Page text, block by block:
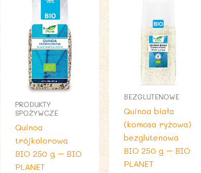
PRODUKTY
SPOŻYWCZE
Quinoa
trójkolorowa
BIO 250 g – BIO
PLANET
BEZGLUTENOWE
Quinoa biała
(komosa ryżowa)
bezglutenowa
BIO 250 g – BIO
PLANET